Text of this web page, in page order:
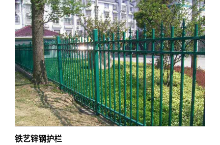
铁艺锌钢护栏